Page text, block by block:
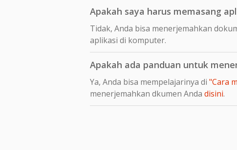
Apakah saya harus memasang
Tidak, Anda bisa menerjemahkan
aplikasi di komputer.
Apakah ada panduan untuk
Ya, Anda bisa mempelajarinya di "Cara
menerjemahkan dkumen Anda disini.